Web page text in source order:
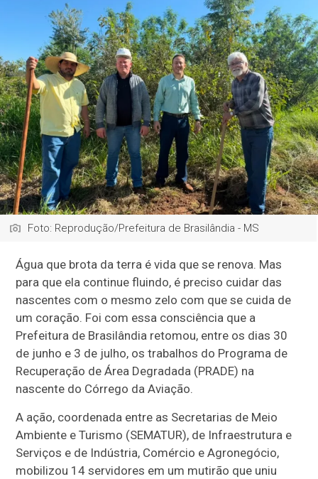
Foto: Reprodução/Prefeitura de Brasilândia - MS
Água que brota da terra é vida que se renova. Mas
para que ela continue fluindo, é preciso cuidar das
nascentes com o mesmo zelo com que se cuida de
um coração. Foi com essa consciência que a
Prefeitura de Brasilândia retomou, entre os dias 30
de junho e 3 de julho, os trabalhos do Programa de
Recuperação de Área Degradada (PRADE) na
nascente do Córrego da Aviação.
A ação, coordenada entre as Secretarias de Meio
Ambiente e Turismo (SEMATUR), de Infraestrutura e
Serviços e de Indústria, Comércio e Agronegócio,
mobilizou 14 servidores em um mutirão que uniu